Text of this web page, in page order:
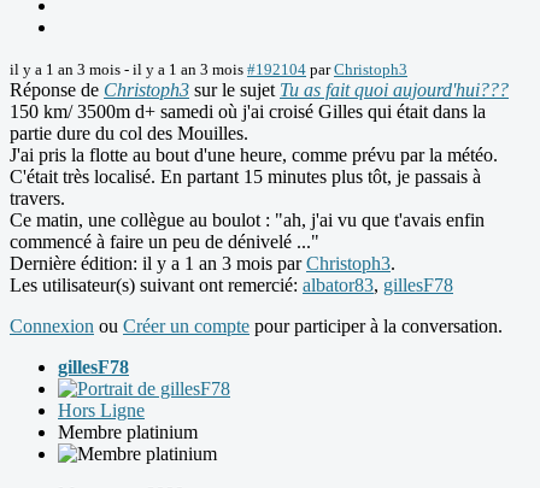
il y a 1 an 3 mois - il y a 1 an 3 mois #192104 parChristoph3
Réponse de Christoph3 sur le sujet Tu as fait quoi aujourd'hui???
150 km/ 3500m d+ samedi où j'ai croisé Gilles qui était dans la
partie dure du col des Mouilles.
J'ai pris la flotte au bout d'une heure, comme prévu par la météo.
C'était très localisé. En partant 15 minutes plus tôt, je passais à
travers.
Ce matin, une collègue au boulot : "ah, j'ai vu que t'avais enfin
commencé à faire un peu de dénivelé ..."
Dernière édition: il y a 1 an 3 mois parChristoph3.
Les utilisateur(s) suivant ont remercié: albator83, gillesF78
Connexion ou Créer un compte pour participer à la conversation.
gillesF78
Hors Ligne
Membre platinium